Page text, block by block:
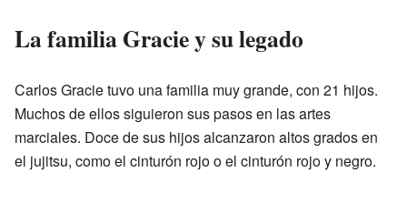
La familia Gracie y su legado
Carlos Gracie tuvo una familia muy grande, con 21 hijos.
Muchos de ellos siguieron sus pasos en las artes
marciales. Doce de sus hijos alcanzaron altos grados en
el jujitsu, como el cinturón rojo o el cinturón rojo y negro.